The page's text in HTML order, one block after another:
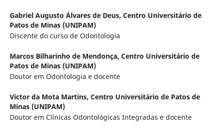
Gabriel Augusto Álvares de Deus, Centro Universitário de
Patos de Minas (UNIPAM)
Discente do curso de Odontologia
Marcos Bilharinho de Mendonça, Centro Universitário de
Patos de Minas (UNIPAM)
Doutor em Odontologia e docente
Victor da Mota Martins, Centro Universitário de Patos de
Minas (UNIPAM)
Doutor em Clínicas Odontológicas Integradas e docente